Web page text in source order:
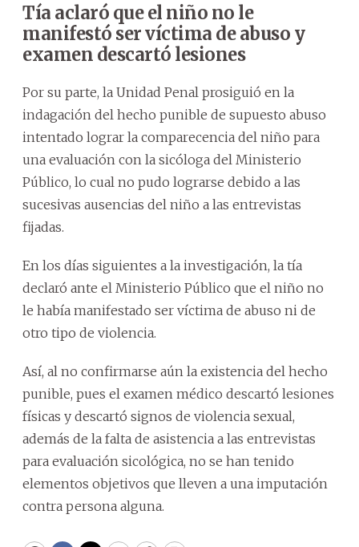
Tía aclaró que el niño no le
manifestó ser víctima de abuso y
examen descartó lesiones
Por su parte, la Unidad Penal prosiguió en la
indagación del hecho punible de supuesto abuso
intentado lograr la comparecencia del niño para
una evaluación con la sicóloga del Ministerio
Público, lo cual no pudo lograrse debido a las
sucesivas ausencias del niño a las entrevistas
fijadas.
En los días siguientes a la investigación, la tía
declaró ante el Ministerio Público que el niño no
le había manifestado ser víctima de abuso ni de
otro tipo de violencia.
Así, al no confirmarse aún la existencia del hecho
punible, pues el examen médico descartó lesiones
físicas y descartó signos de violencia sexual,
además de la falta de asistencia a las entrevistas
para evaluación sicológica, no se han tenido
elementos objetivos que lleven a una imputación
contra persona alguna.